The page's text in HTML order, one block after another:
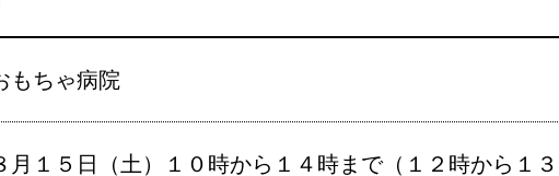
もちゃ病院
月１５日（土）１０時から１４時まで（１２時から１